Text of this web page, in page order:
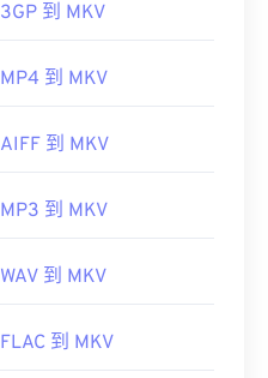
3GP 到 MKV
MP4 到 MKV
AIFF 到 MKV
MP3 到 MKV
WAV 到 MKV
FLAC 到 MKV